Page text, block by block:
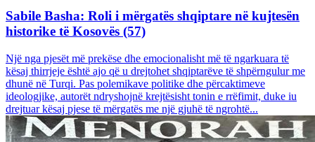
Sabile Basha: Roli i mërgatës shqiptare në kujtesën
historike të Kosovës (57)
Një nga pjesët më prekëse dhe emocionalisht më të ngarkuara të
kësaj thirrjeje është ajo që u drejtohet shqiptarëve të shpërngulur me
dhunë në Turqi. Pas polemikave politike dhe përcaktimeve
ideologjike, autorët ndryshojnë krejtësisht tonin e rrëfimit, duke iu
drejtuar kësaj pjese të mërgatës me një gjuhë të ngrohtë...